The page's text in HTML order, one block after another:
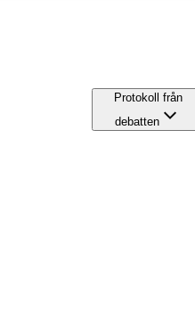
Protokoll från
debatten